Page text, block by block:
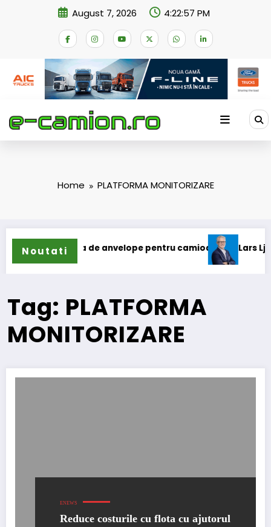
August 7, 2026 4:22:57 PM
Home PLATFORMA MONITORIZARE
Noutati
gama de anvelope pentru camioane Lars
Tag: PLATFORMA
MONITORIZARE
ENEWS
Reduce costurile cu flota cu ajutorul